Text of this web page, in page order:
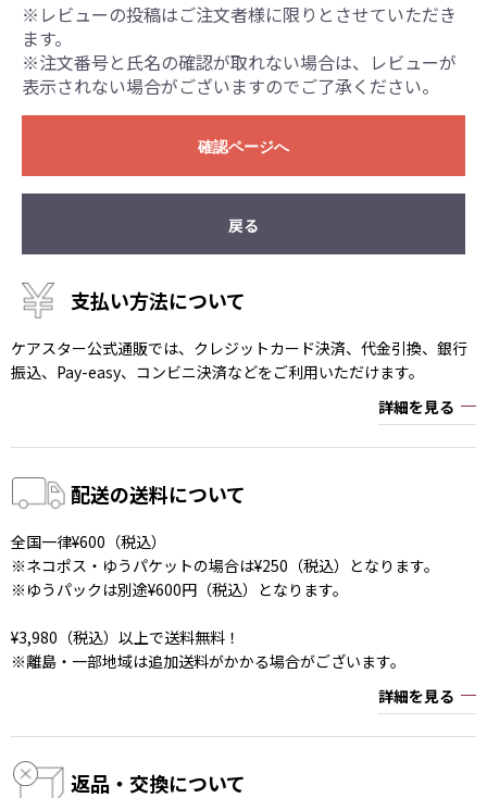
※レビューの投稿はご注文者様に限りとさせていただき
ます。
※注文番号と氏名の確認が取れない場合は、レビューが
表示されない場合がございますのでご了承ください。
確認ページへ
戻る
支払い方法について
ケアスター公式通販では、クレジットカード決済、代金引換、銀行
振込、Pay-easy、コンビニ決済などをご利用いただけます。
詳細を見る
配送の送料について
全国一律¥600（税込）
※ネコポス・ゆうパケットの場合は¥250（税込）となります。
※ゆうパックは別途¥600円（税込）となります。
¥3,980（税込）以上で送料無料！
※離島・一部地域は追加送料がかかる場合がございます。
詳細を見る
返品・交換について